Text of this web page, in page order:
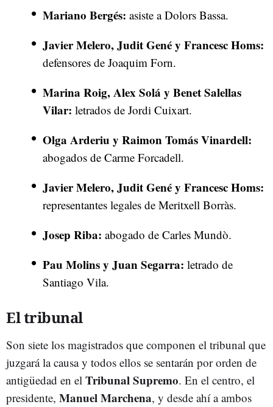
Mariano Bergés: asiste a Dolors Bassa.
Javier Melero, Judit Gené y Francesc Homs:
defensores de Joaquim Forn.
Marina Roig, Alex Solá y Benet Salellas
Vilar: letrados de Jordi Cuixart.
Olga Arderiu y Raimon Tomás Vinardell:
abogados de Carme Forcadell.
Javier Melero, Judit Gené y Francesc Homs:
representantes legales de Meritxell Borràs.
Josep Riba: abogado de Carles Mundò.
Pau Molins y Juan Segarra: letrado de
Santiago Vila.
El tribunal
Son siete los magistrados que componen el tribunal que
juzgará la causa y todos ellos se sentarán por orden de
antigüedad en el Tribunal Supremo. En el centro, el
presidente, Manuel Marchena, y desde ahí a ambos